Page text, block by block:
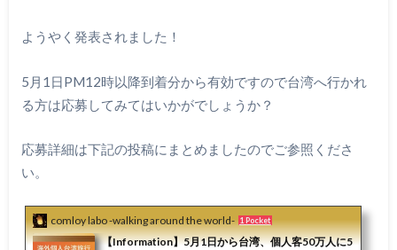
ようやく発表されました！
5月1日PM12時以降到着分から有効ですので台湾へ行かれ
る方は応募してみてはいかがでしょうか？
応募詳細は下記の投稿にまとめましたのでご参照くださ
い。
comloy labo -walking around the world- 1 Pocket
【Information】5月1日から台湾、個人客50万人に5